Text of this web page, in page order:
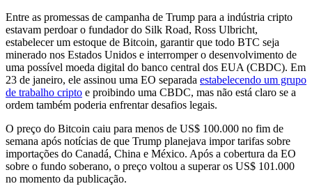
Entre as promessas de campanha de Trump para a indústria cripto
estavam perdoar o fundador do Silk Road, Ross Ulbricht,
estabelecer um estoque de Bitcoin, garantir que todo BTC seja
minerado nos Estados Unidos e interromper o desenvolvimento de
uma possível moeda digital do banco central dos EUA (CBDC). Em
23 de janeiro, ele assinou uma EO separada estabelecendo um grupo
de trabalho cripto e proibindo uma CBDC, mas não está claro se a
ordem também poderia enfrentar desafios legais.
O preço do Bitcoin caiu para menos de US$ 100.000 no fim de
semana após notícias de que Trump planejava impor tarifas sobre
importações do Canadá, China e México. Após a cobertura da EO
sobre o fundo soberano, o preço voltou a superar os US$ 101.000
no momento da publicação.